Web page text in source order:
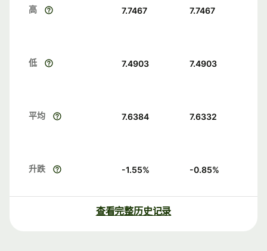
高 7.7467 7.7467
低 7.4903 7.4903
平均 7.6384 7.6332
升跌 -1.55% -0.85%
查看完整历史记录